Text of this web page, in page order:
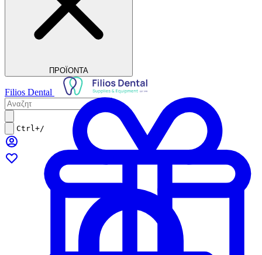
ΠΡΟΪΟΝΤΑ
Filios Dental
Ctrl+/